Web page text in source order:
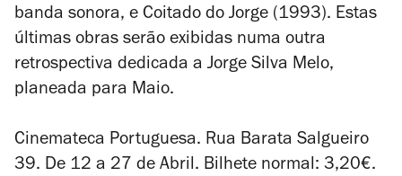
banda sonora, e Coitado do Jorge (1993). Estas
últimas obras serão exibidas numa outra
retrospectiva dedicada a Jorge Silva Melo,
planeada para Maio.
Cinemateca Portuguesa. Rua Barata Salgueiro
39. De 12 a 27 de Abril. Bilhete normal: 3,20€.